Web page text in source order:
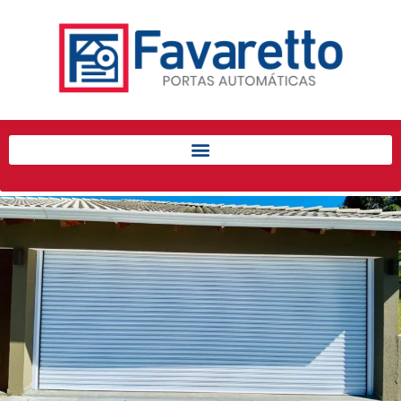
Início
Produtos
Automatizadores
Acessórios Para Portas de
Enrolar
Pintura eletrostática
Portfólio
Contato